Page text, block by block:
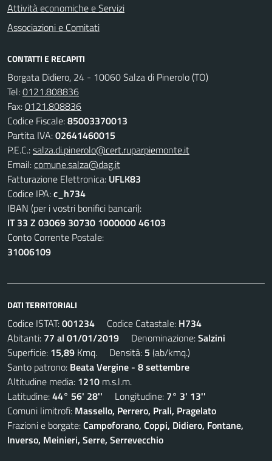
Attività economiche e Servizi
Associazioni e Comitati
CONTATTI E RECAPITI
Borgata Didiero, 24 - 10060 Salza di Pinerolo (TO)
Tel:0121.808836
Fax:0121.808836
Codice Fiscale:85003370013
Partita IVA:02641460015
P.E.C.:salza.di.pinerolo@cert.ruparpiemonte.it
Email:comune.salza@dag.it
Fatturazione Elettronica: UFLK83
Codice IPA:c_h734
IBAN (per i vostri bonifici bancari):
IT 33 Z 03069 30730 1000000 46103
Conto Corrente Postale:
31006109
DATI TERRITORIALI
Codice ISTAT:001234 Codice Catastale: H734
Abitanti: 77 al 01/01/2019 Denominazione:Salzini
Superficie: 15,89 Kmq. Densità: 5 (ab/kmq.)
Santo patrono: Beata Vergine - 8 settembre
Altitudine media: 1210 m.s.l.m.
Latitudine:44° 56' 28'' Longitudine: 7° 3' 13''
Comuni limitrofi: Massello, Perrero, Prali, Pragelato
Frazioni e borgate:Campoforano, Coppi, Didiero, Fontane,
Inverso, Meinieri, Serre, Serrevecchio